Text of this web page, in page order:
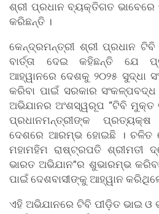
ଶ୍ରୀ ପ୍ରଧାନ ବ୍ୟକ୍ତିଗତ
କରିଛନ୍ତି ।
କେନ୍ଦ୍ରମନ୍ତ୍ରୀ ଶ୍ରୀ ପ୍ରଧାନ
ବାର୍ତ୍ତା ଦେଇ କହିଛନ୍ତି ଯେ
ଆହ୍ୱାନରେ ଦେଶକୁ ୨୦୨୫ ସୁଦ୍ଧା
କରିବା ପାଇଁ ସରକାର
ଅଭିଯାନର ଅଂଶସ୍ୱରୂପ “ଟିବି ମୁକ୍ତ
ପ୍ରଧାନମନ୍ତ୍ରୀଙ୍କ ପ୍ରତ୍ୟକ୍ଷ
ଦେଶରେ ଆରମ୍ଭ ହୋଇଛି । ଚଳିତ
ମହାମହିମ ରାଷ୍ଟ୍ରପତି ଶ୍ରୀମତୀ
ଭାରତ ଅଭିଯାନ”ର ଶୁଭାରମ୍ଭ
ପାଇଁ ଦେଶବାସୀଙ୍କୁ ଆହ୍ୱାନ
ଏହି ଅଭିଯାନରେ ଟିବି ପୀଡ଼ିତ ଭାଇ ଓ